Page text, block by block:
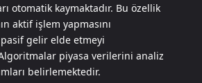
otomatik kaymaktadır. Bu özellik
aktif işlem yapmasını
gelir elde etmeyi
piyasa verilerini analiz
belirlemektedir.